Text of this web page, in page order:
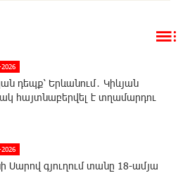
դեպք՝ Երևանում․ Կիևյան
հայտնաբերվել է տղամարդու
Սարով գյուղում տանը 18-ամյա